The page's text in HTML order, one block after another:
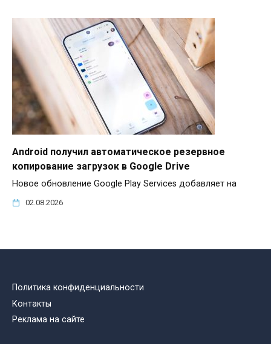
Android получил автоматическое резервное
копирование загрузок в Google Drive
Новое обновление Google Play Services добавляет на
02.08.2026
Политика конфиденциальности
Контакты
Реклама на сайте